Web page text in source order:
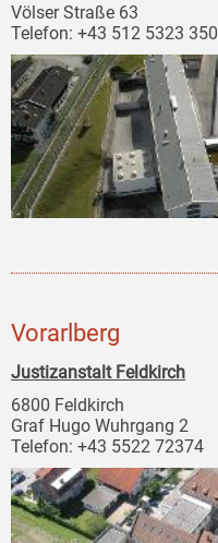
Völser Straße 63
Telefon: +43 512 5323 350
Vorarlberg
Justizanstalt Feldkirch
6800 Feldkirch
Graf Hugo Wuhrgang 2
Telefon: +43 5522 72374